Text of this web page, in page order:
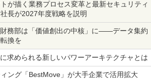
が描く業務プロセス変革と最新セキュリティ
長が2027年度戦略を説明
務部は「価値創出の中核」に――データ集約
換を
求められる新しいパワーアーキテクチャとは
ング「BestMove」が大手企業で活用拡大